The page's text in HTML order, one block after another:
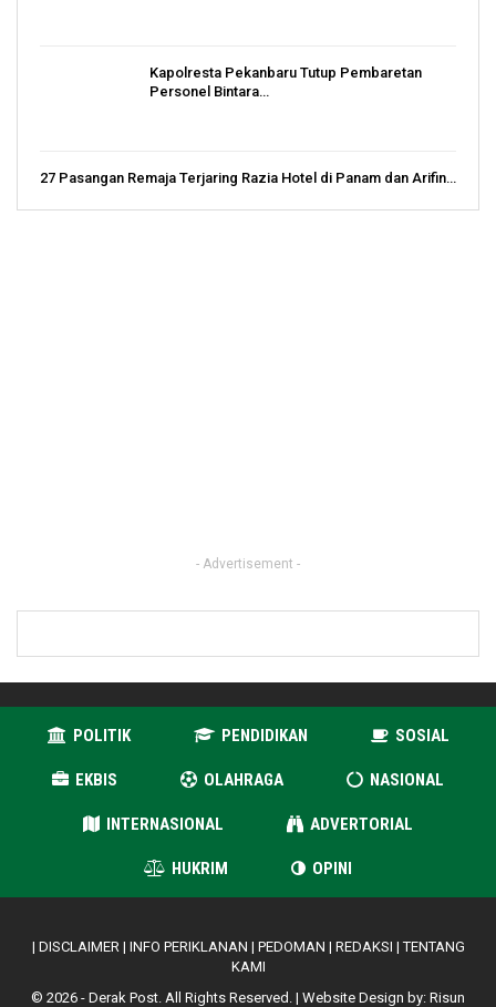
Kapolresta Pekanbaru Tutup Pembaretan
Personel Bintara…
27 Pasangan Remaja Terjaring Razia Hotel di Panam dan Arifin…
- Advertisement -
POLITIK PENDIDIKAN SOSIAL
EKBIS OLAHRAGA NASIONAL
INTERNASIONAL ADVERTORIAL
HUKRIM OPINI
| DISCLAIMER | INFO PERIKLANAN | PEDOMAN | REDAKSI |TENTANG
KAMI
© 2026 - Derak Post. All Rights Reserved. | Website Design by: Risun